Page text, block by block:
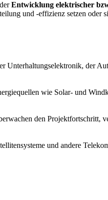
Entwicklung elektrischer
und -effizienz setzen
Unterhaltungselektronik, der
wie Solar- und
den Projektfortschritt,
und andere